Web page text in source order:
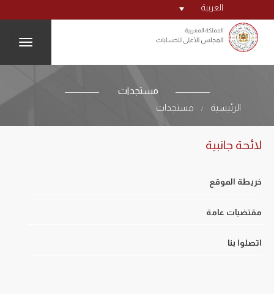
العربية
مستجدات
الرئيسية
/ مستجدات
لائحة جانبية
خريطة الموقع
مقتضيات عامة
اتصلوا بنا